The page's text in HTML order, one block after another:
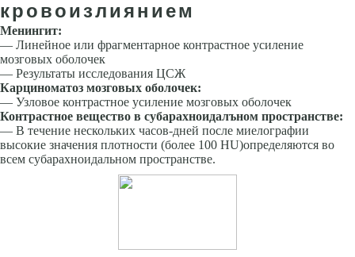
кровоизлиянием
Менингит:
— Линейное или фрагментарное контрастное усиление
мозговых оболочек
— Результаты исследования ЦСЖ
Карциноматоз мозговых оболочек:
— Узловое контрастное усиление мозговых обо­лочек
Контрастное вещество в субарахноидалъном про­странстве:
— В течение нескольких часов-дней после миелографии
высокие значения плотности (более 100 НU)определяются во
всем субарахноидальном пространстве.